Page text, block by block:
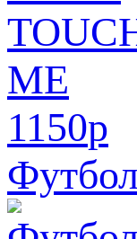
1150p